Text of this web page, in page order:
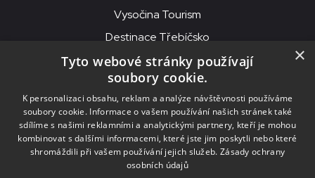
Vysočina Tourism
Destinace Třebíčsko
© 2026MKS Beseda Mor. Budějovice
MKS Beseda, příspěvková organizace, Purcnerova 62, 676 02
Moravské Budějovice
IČO: 00091758, DIČ: CZ00091758, ID datové schránky: chjn2kd
×
Tyto webové stránky používají
soubory cookie.
K personalizaci obsahu, reklam a analýze návštěvnosti používáme
soubory cookie. Informace o vašem používání našich stránek také
sdílíme s našimi reklamními a analytickými partnery, kteří je mohou
kombinovat s dalšími informacemi, které jste jim poskytli nebo které
shromáždili při vašem používání jejich služeb. Zásady ochrany
osobních údajů